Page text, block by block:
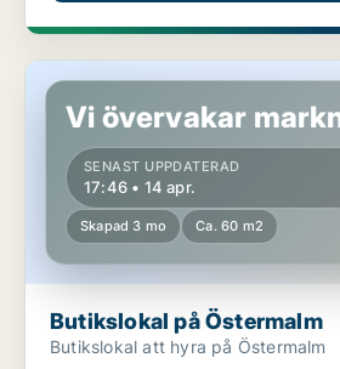
Butikslokal på Östermalm
Vi övervakar
SENAST UPPDATERAD
17:46 • 14 apr.
Skapad 3 mo Ca. 60 m2
Butikslokal på Östermalm
Butikslokal att hyra på Östermalm